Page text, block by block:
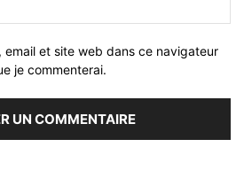
email et site web dans ce navigateur
je commenterai.